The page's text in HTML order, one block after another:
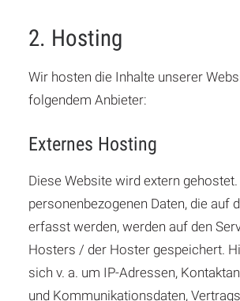
2. Hosting
Wir hosten die Inhalte unserer
folgendem Anbieter:
Externes Hosting
Diese Website wird extern gehostet.
personenbezogenen Daten, die auf
erfasst werden, werden auf den
Hosters / der Hoster gespeichert.
sich v. a. um IP-Adressen,
und Kommunikationsdaten,